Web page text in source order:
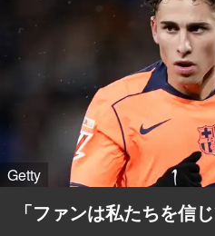
Getty
「ファンは私たちを信